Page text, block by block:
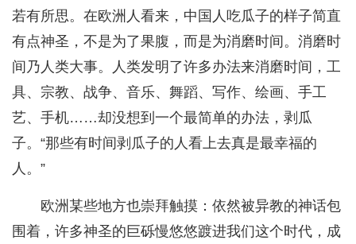
若有所思。在欧洲人看来，中国人吃瓜子的样子简直
有点神圣，不是为了果腹，而是为消磨时间。消磨时
间乃人类大事。人类发明了许多办法来消磨时间，工
具、宗教、战争、音乐、舞蹈、写作、绘画、手工
艺、手机……却没想到一个最简单的办法，剥瓜
子。“那些有时间剥瓜子的人看上去真是最幸福的
人。”
欧洲某些地方也崇拜触摸：依然被异教的神话包
围着，许多神圣的巨砾慢悠悠踱进我们这个时代，成